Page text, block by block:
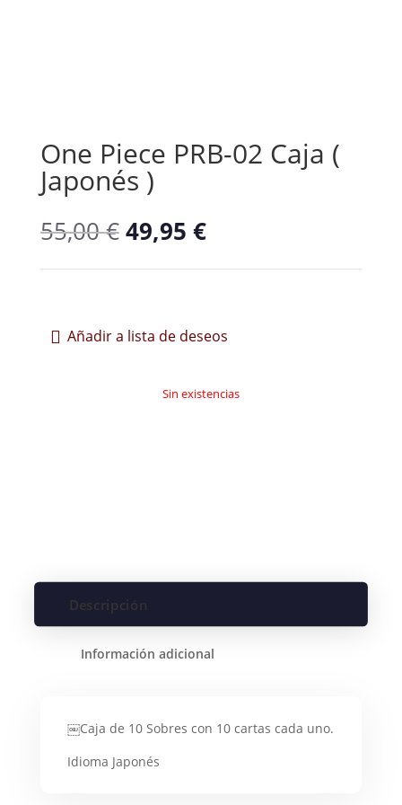
One Piece PRB-02 Caja (
Japonés )
55,00€ El
precio
original
49,95 €El
precio
actual
Añadir a lista de deseos
Sin existencias
Descripción
Información adicional
￼Caja de 10 Sobres con 10 cartas cada uno.
Idioma Japonés